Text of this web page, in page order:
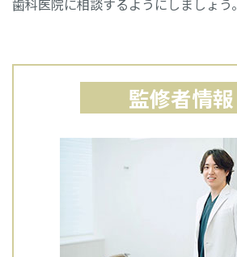
歯科医院に相談するようにしましょう。
監修者情報